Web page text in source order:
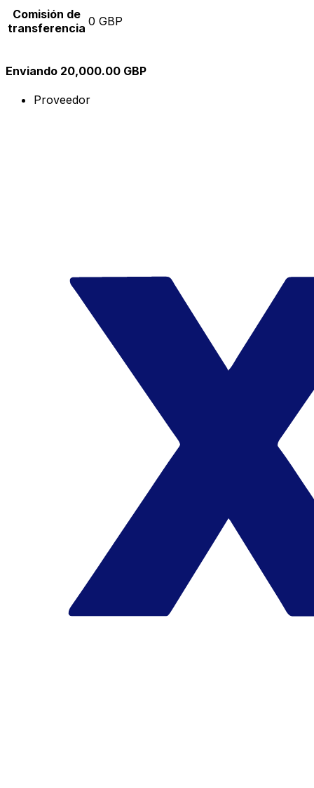
Comisión de
transferencia 0 GBP
Enviando 20,000.00 GBP
Proveedor